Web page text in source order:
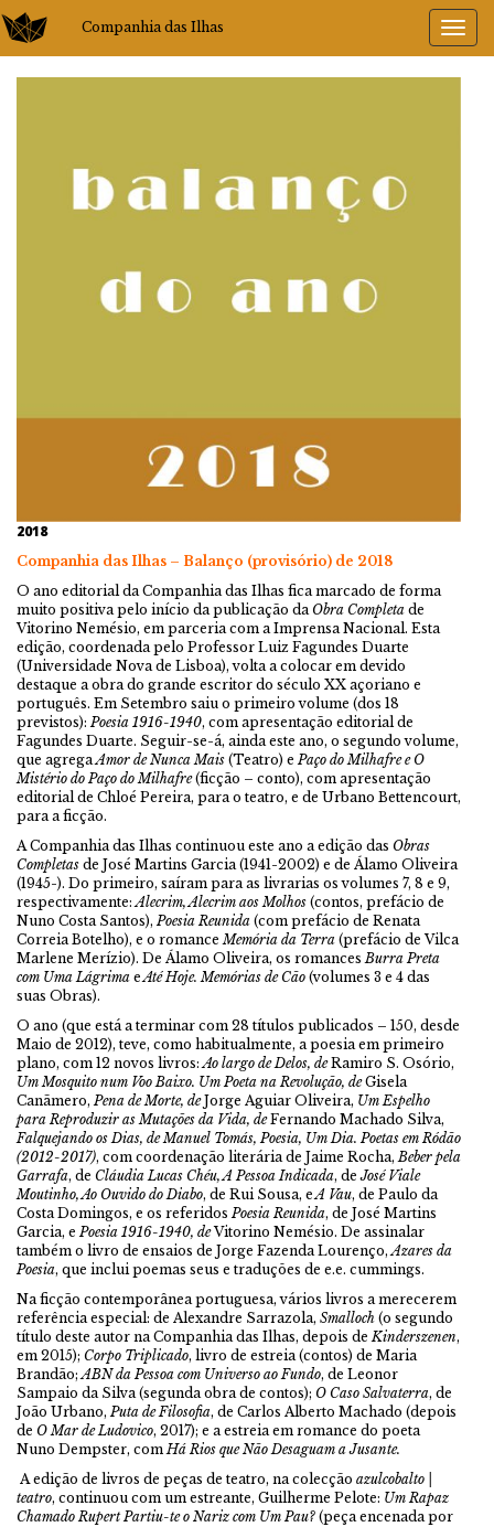
Companhia das Ilhas
2018
Companhia das Ilhas – Balanço (provisório) de 2018
O ano editorial da Companhia das Ilhas fica marcado de forma
muito positiva pelo início da publicação da Obra Completa de
Vitorino Nemésio, em parceria com a Imprensa Nacional. Esta
edição, coordenada pelo Professor Luiz Fagundes Duarte
(Universidade Nova de Lisboa), volta a colocar em devido
destaque a obra do grande escritor do século XX açoriano e
português. Em Setembro saiu o primeiro volume (dos 18
previstos):Poesia 1916-1940, com apresentação editorial de
Fagundes Duarte. Seguir-se-á, ainda este ano, o segundo volume,
que agregaAmor de Nunca Mais (Teatro) ePaço do Milhafre e O
Mistério do Paço do Milhafre(ficção – conto), com apresentação
editorial de Chloé Pereira, para o teatro, e de Urbano Bettencourt,
para a ficção.
A Companhia das Ilhas continuou este ano a edição das Obras
Completas de José Martins Garcia (1941-2002) e de Álamo Oliveira
(1945-). Do primeiro, saíram para as livrarias os volumes 7, 8 e 9,
respectivamente:Alecrim, Alecrim aos Molhos (contos, prefácio de
Nuno Costa Santos), Poesia Reunida (com prefácio de Renata
Correia Botelho), e o romanceMemória da Terra (prefácio de Vilca
Marlene Merízio). De Álamo Oliveira, os romances Burra Preta
com Uma Lágrima eAté Hoje. Memórias de Cão (volumes 3 e 4 das
suas Obras).
O ano (que está a terminar com 28 títulos publicados – 150, desde
Maio de 2012), teve, como habitualmente, a poesia em primeiro
plano, com 12 novos livros:Ao largo de Delos, deRamiro S. Osório,
Um Mosquito num Voo Baixo. Um Poeta na Revolução, deGisela
Canãmero,Pena de Morte, deJorge Aguiar Oliveira, Um Espelho
para Reproduzir as Mutações da Vida, deFernando Machado Silva,
Falquejando os Dias, de Manuel Tomás, Poesia, Um Dia. Poetas em Ródão
(2012-2017), com coordenação literária de Jaime Rocha, Beber pela
Garrafa, de Cláudia Lucas Chéu, A Pessoa Indicada, de José Viale
Moutinho, Ao Ouvido do Diabo, de Rui Sousa, eA Vau, de Paulo da
Costa Domingos, e os referidosPoesia Reunida, de José Martins
Garcia, ePoesia 1916-1940, deVitorino Nemésio. De assinalar
também o livro de ensaios de Jorge Fazenda Lourenço,Azares da
Poesia, que inclui poemas seus e traduções de e.e. cummings.
Na ficção contemporânea portuguesa, vários livros a merecerem
referência especial: de Alexandre Sarrazola, Smalloch (o segundo
título deste autor na Companhia das Ilhas, depois deKinderszenen,
em 2015); Corpo Triplicado, livro de estreia (contos) de Maria
Brandão;ABN da Pessoa com Universo ao Fundo, de Leonor
Sampaio da Silva (segunda obra de contos); O Caso Salvaterra, de
João Urbano,Puta de Filosofia, de Carlos Alberto Machado (depois
de O Mar de Ludovico, 2017); e a estreia em romance do poeta
Nuno Dempster, comHá Rios que Não Desaguam a Jusante.
A edição de livros de peças de teatro, na colecção azulcobalto |
teatro, continuou com um estreante, Guilherme Pelote: Um Rapaz
Chamado Rupert Partiu-te o Nariz com Um Pau? (peça encenada por